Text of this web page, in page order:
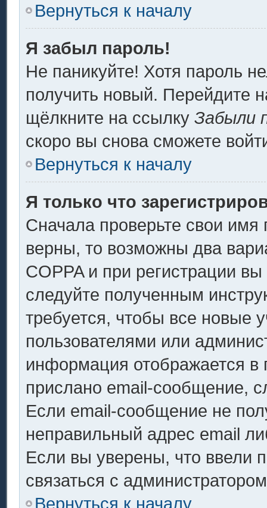
Вернуться к началу
Я забыл пароль!
Не паникуйте! Хотя пароль
получить новый. Перейдите
щёлкните на ссылку Забыли
скоро вы снова сможете
Вернуться к началу
Я только что
Сначала проверьте свои имя
верны, то возможны два
COPPA и при регистрации
следуйте полученным
требуется, чтобы все новые
пользователями или
информация отображается
прислано email-сообщение,
Если email-сообщение не
неправильный адрес email
Если вы уверены, что ввели
связаться с
Вернуться к началу